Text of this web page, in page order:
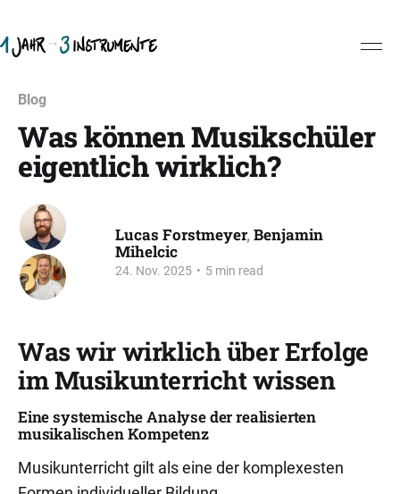
Blog
Was können Musikschüler
eigentlich wirklich?
Lucas Forstmeyer,Benjamin
Mihelcic
24. Nov. 2025 • 5 min read
Was wir wirklich über Erfolge
im Musikunterricht wissen
Eine systemische Analyse der realisierten
musikalischen Kompetenz
Musikunterricht gilt als eine der komplexesten